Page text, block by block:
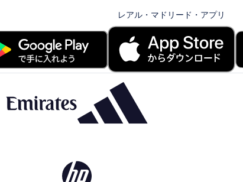
レアル・マドリード・アプリ